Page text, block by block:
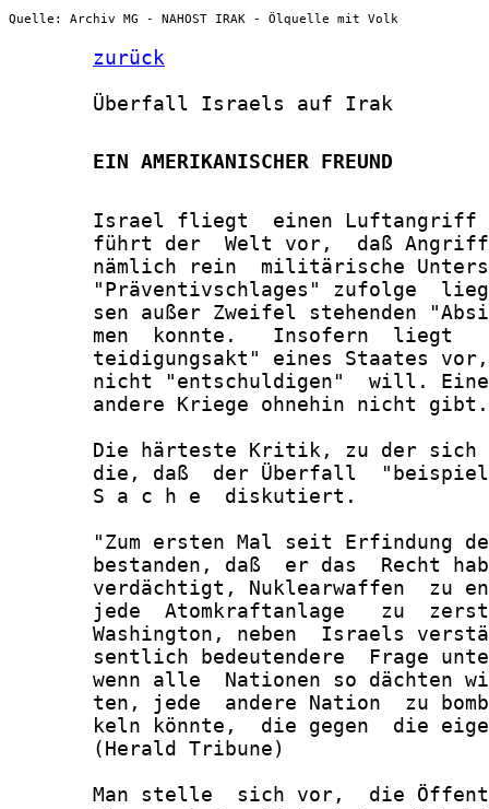
Quelle: Archiv MG - NAHOST IRAK - Ölquelle mit Volk
zurück
       Überfall Israels auf Irak
       EIN AMERIKANISCHER FREUND